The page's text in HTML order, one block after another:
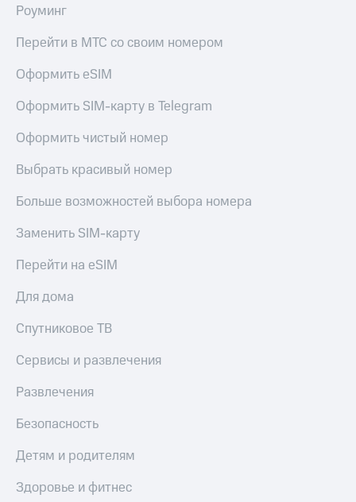
Роуминг
Перейти в МТС со своим номером
Оформить eSIM
Оформить SIM-карту в Telegram
Оформить чистый номер
Выбрать красивый номер
Больше возможностей выбора номера
Заменить SIM-карту
Перейти на eSIM
Для дома
Спутниковое ТВ
Сервисы и развлечения
Развлечения
Безопасность
Детям и родителям
Здоровье и фитнес